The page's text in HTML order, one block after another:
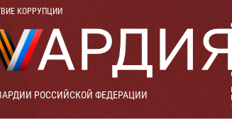
КОРРУПЦИИ
РОССИЙСКОЙ ФЕДЕРАЦИИ